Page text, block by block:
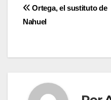
Navegación
entradas
Ortega, el sustituto de
Nahuel